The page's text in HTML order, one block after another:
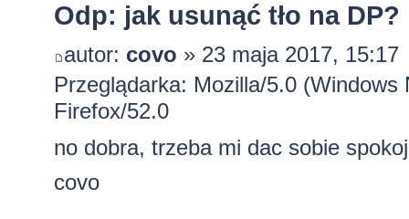
Odp: jak usunąć tło na DP?
autor: covo » 23 maja 2017, 15:17
Przeglądarka: Mozilla/5.0
Firefox/52.0
no dobra, trzeba mi dac sobie
covo